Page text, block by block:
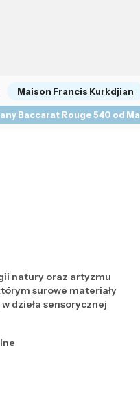
Maison Francis Kurkdjian
Baccarat Rouge 540 od
natury oraz artyzmu
surowe materiały
dzieła sensorycznej